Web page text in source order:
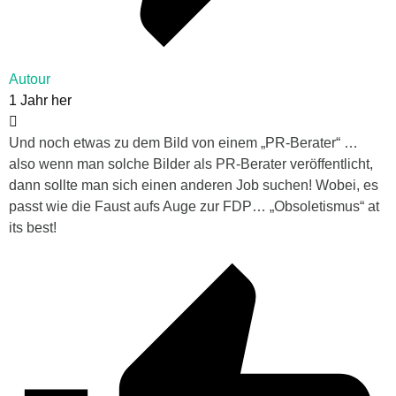
Autour
1 Jahr her
Und noch etwas zu dem Bild von einem „PR-Berater“ …
also wenn man solche Bilder als PR-Berater veröffentlicht,
dann sollte man sich einen anderen Job suchen! Wobei, es
passt wie die Faust aufs Auge zur FDP… „Obsoletismus“ at
its best!